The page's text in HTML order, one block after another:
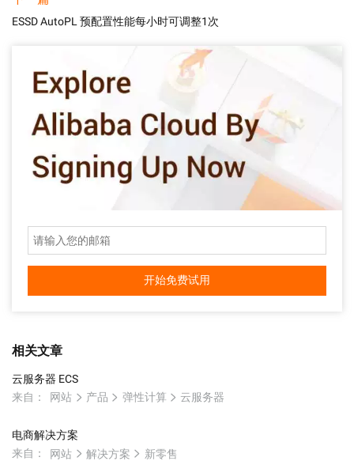
ESSD AutoPL 预配置性能每小时可调整1次
开始免费试用
相关文章
云服务器 ECS
来自：
网站 产品 弹性计算 云服务器
电商解决方案
来自：
网站 解决方案 新零售